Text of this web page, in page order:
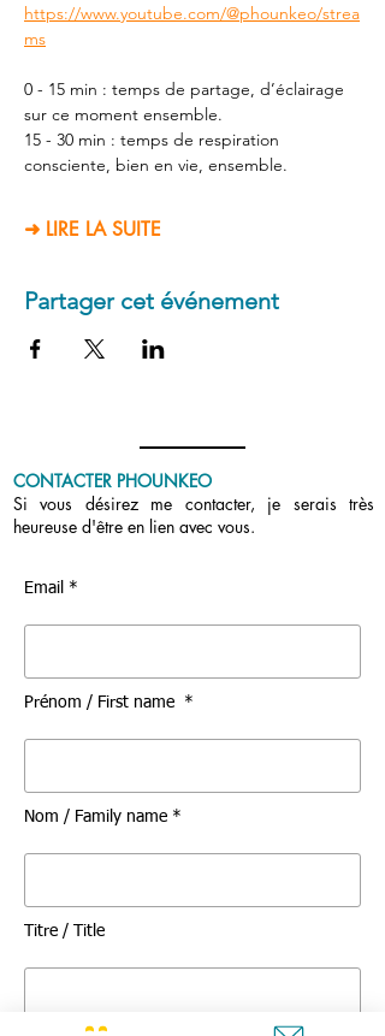
https://www.youtube.com/@phounkeo/strea
ms
0 - 15 min : temps de partage, d’éclairage
sur ce moment ensemble.
15 - 30 min : temps de respiration
consciente, bien en vie, ensemble.
➜ LIRE LA SUITE
Partager cet événement
CONTACTER PHOUNKEO
Si vous désirez me contacter, je serais très
heureuse d'être en lien avec vous.
Email *
Prénom / First name *
Nom / Family name *
Titre / Title